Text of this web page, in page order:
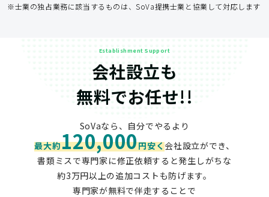
※士業の独占業務に該当するものは、SoVa提携士業と協業して対応します
Establishment Support
会社設立も
無料でお任せ!!
SoVaなら、自分でやるより
最大約120,000円安く会社設立ができ、
書類ミスで専門家に修正依頼すると発生しがちな
約3万円以上の追加コストも防げます。
専門家が無料で伴走することで